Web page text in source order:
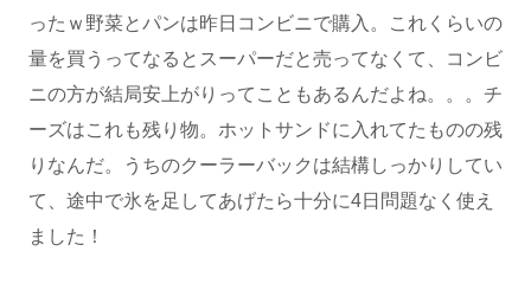
ったｗ野菜とパンは昨日コンビニで購入。これくらいの
量を買うってなるとスーパーだと売ってなくて、コンビ
ニの方が結局安上がりってこともあるんだよね。。。チ
ーズはこれも残り物。ホットサンドに入れてたものの残
りなんだ。うちのクーラーバックは結構しっかりしてい
て、途中で氷を足してあげたら十分に4日問題なく使え
ました！